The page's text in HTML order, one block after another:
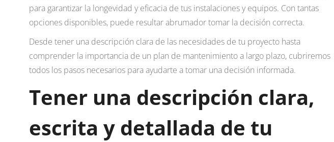
para garantizar la longevidad y eficacia de tus instalaciones y equipos. Con tantas
opciones disponibles, puede resultar abrumador tomar la decisión correcta.
Desde tener una descripción clara de las necesidades de tu proyecto hasta
comprender la importancia de un plan de mantenimiento a largo plazo, cubriremos
todos los pasos necesarios para ayudarte a tomar una decisión informada.
Tener una descripción clara,
escrita y detallada de tu